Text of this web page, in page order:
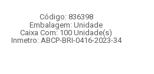
Código: 836398
Embalagem: Unidade
Caixa Com: 100 Unidade(s)
Inmetro: ABCP-BRI-0416-2023-34